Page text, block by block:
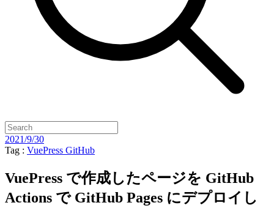
2021/9/30
Tag : VuePress GitHub
VuePress で作成したページを GitHub
Actions で GitHub Pages にデプロイし